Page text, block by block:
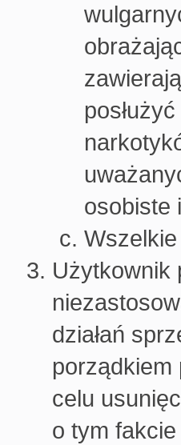
osobiste
Użytkownik
działań
porządkiem
celu
o tym